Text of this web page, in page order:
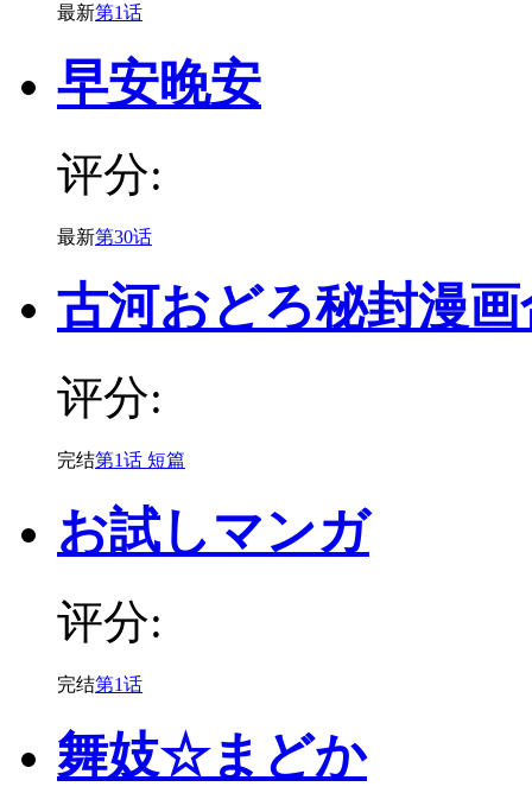
最新第1话
早安晚安
评分:
最新第30话
古河おどろ秘封漫
评分:
完结第1话 短篇
お試しマンガ
评分:
完结第1话
舞妓☆まどか